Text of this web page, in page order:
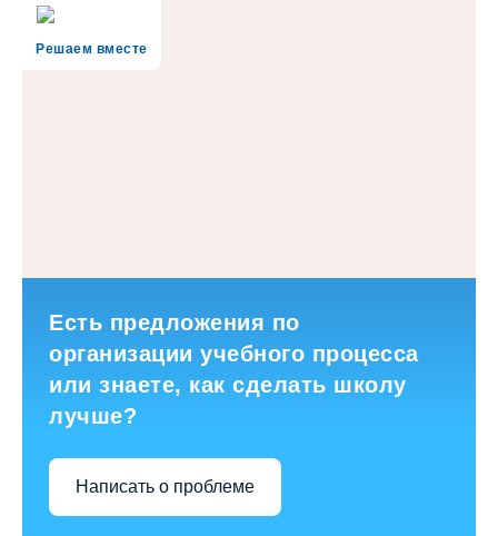
Решаем вместе
Есть предложения по
организации учебного процесса
или знаете, как сделать школу
лучше?
Написать о проблеме